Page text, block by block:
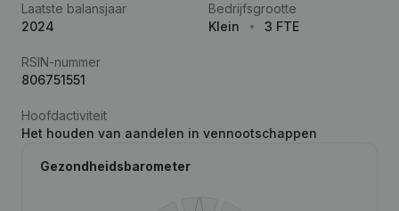
Laatste balansjaar
2024
Bedrijfsgrootte
Klein
3 FTE
RSIN-nummer
806751551
Hoofdactiviteit
Het houden van aandelen in vennootschappen
Gezondheidsbarometer